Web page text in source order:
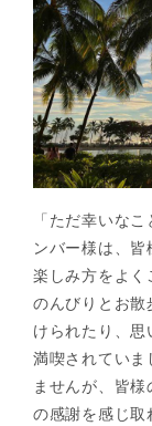
「ただ幸いな
ンバー様は、
楽しみ方をよく
のんびりとお
けられたり、
満喫されてい
ませんが、皆
の感謝を感じ取